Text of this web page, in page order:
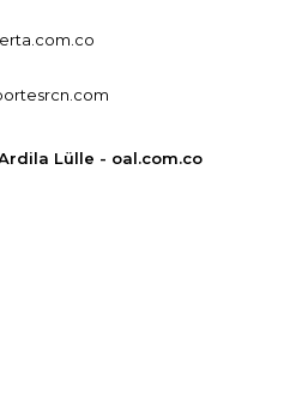
Lülle - oal.com.co